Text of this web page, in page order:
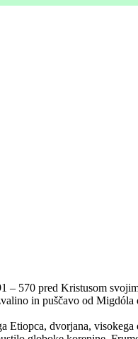
– 570 pred Kristusom
in puščavo od Migdóla
Etiopca, dvorjana,